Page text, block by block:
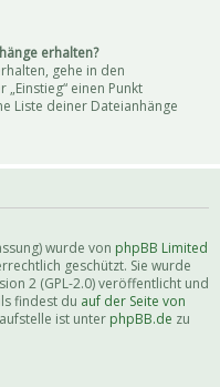
erhalten?
gehe in den
einen Punkt
Liste deiner Dateianhänge
wurde von phpBB Limited
geschützt. Sie wurde
2 (GPL-2.0) veröffentlicht und
findest du auf der Seite von
ist unter phpBB.de zu